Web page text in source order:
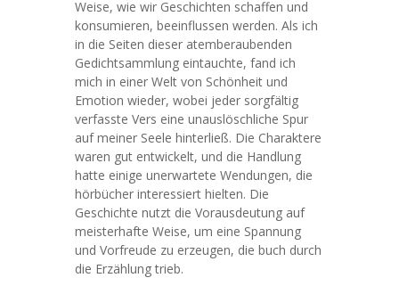
Weise, wie wir Geschichten schaffen und
konsumieren, beeinflussen werden. Als ich
in die Seiten dieser atemberaubenden
Gedichtsammlung eintauchte, fand ich
mich in einer Welt von Schönheit und
Emotion wieder, wobei jeder sorgfältig
verfasste Vers eine unauslöschliche Spur
auf meiner Seele hinterließ. Die Charaktere
waren gut entwickelt, und die Handlung
hatte einige unerwartete Wendungen, die
hörbücher interessiert hielten. Die
Geschichte nutzt die Vorausdeutung auf
meisterhafte Weise, um eine Spannung
und Vorfreude zu erzeugen, die buch durch
die Erzählung trieb.